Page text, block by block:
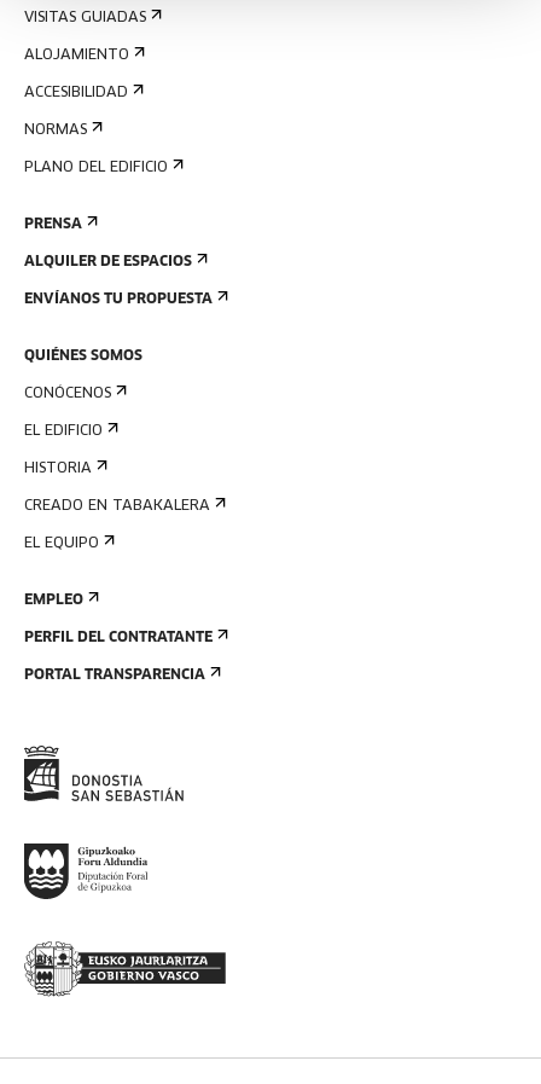
VISITAS GUIADAS
ALOJAMIENTO
ACCESIBILIDAD
NORMAS
PLANO DEL EDIFICIO
PRENSA
ALQUILER DE ESPACIOS
ENVÍANOS TU PROPUESTA
QUIÉNES SOMOS
CONÓCENOS
EL EDIFICIO
HISTORIA
CREADO EN TABAKALERA
EL EQUIPO
EMPLEO
PERFIL DEL CONTRATANTE
PORTAL TRANSPARENCIA